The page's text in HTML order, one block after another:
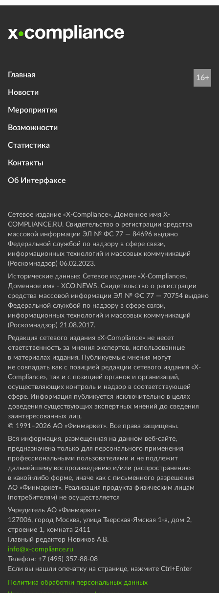
Главная
Новости
Мероприятия
Возможности
Статистика
Контакты
Об Интерфаксе
16+
Сетевое издание «Х-Compliance». Доменное имя X-
COMPLIANCE.RU. Свидетельство о регистрации средства
массовой информации ЭЛ № ФС 77 — 84696 выдано
Федеральной службой по надзору в сфере связи,
информационных технологий и массовых коммуникаций
(Роскомнадзор) 06.02.2023.
Исторические данные: Сетевое издание «Х-Compliance».
Доменное имя - XCO.NEWS. Свидетельство о регистрации
средства массовой информации ЭЛ № ФС 77 — 70754 выдано
Федеральной службой по надзору в сфере связи,
информационных технологий и массовых коммуникаций
(Роскомнадзор) 21.08.2017.
Редакция сетевого издания «X-Compliance» не несет
ответственность за мнения экспертов, использованные
в материалах издания. Публикуемые мнения могут
не совпадать как с позицией редакции сетевого издания «X-
Compliance», так и с позицией органов и организаций,
осуществляющих контроль и надзор в соответствующей
сфере. Информация публикуется исключительно в целях
доведения существующих экспертных мнений до сведения
заинтересованных лиц.
© 1991–2026 АО «Финмаркет». Все права защищены.
Вся информация, размещенная на данном веб-сайте,
предназначена только для персонального применения
профессиональными пользователями и не подлежит
дальнейшему воспроизведению и/или распространению
в какой-либо форме, иначе как с письменного разрешения
АО «Финмаркет». Реализация продукта физическим лицам
(потребителям) не осуществляется
Учредитель АО «Финмаркет»
127006, город Москва, улица Тверская-Ямская 1-я, дом 2,
строение 1, комната 2411
Главный редактор Новиков А.В.
info@x-compliance.ru
Телефон: +7 (495) 357-88-08
Если вы нашли опечатку на странице, нажмите Ctrl+Enter
Политика обработки персональных данных